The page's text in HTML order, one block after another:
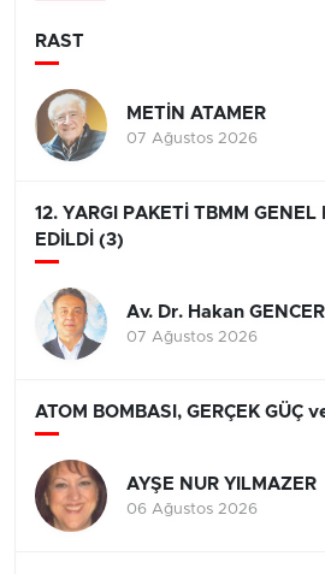
RAST
METİN ATAMER
07 Ağustos 2026
12. YARGI PAKETİ TBMM
EDİLDİ (3)
Av. Dr. Hakan GENCER
07 Ağustos 2026
ATOM BOMBASI, GERÇEK GÜÇ
AYŞE NUR YILMAZER
06 Ağustos 2026